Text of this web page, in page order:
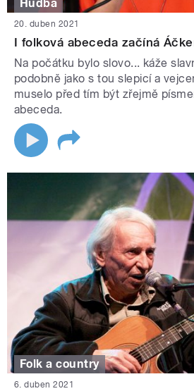
Hudba
20. duben 2021
I folková abeceda začíná
Na počátku bylo slovo... káže
podobně jako s tou slepicí a
muselo před tím být zřejmě
abeceda.
Folk a country
6. duben 2021